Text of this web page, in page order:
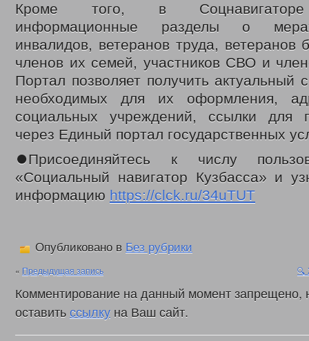
Адресная материальная помощь
Адресная социальная помощь
Выдача справок о признании граждан малоимущими
Субсидии на оплату жилого помещения и коммунальных услуг
Работникам государственных и муниципальных учреждений
Проезд отдельными видами транспорта
Денежные выплаты
Присвоение звания «Ветеран труда»
Возмещение расходов на погребение
Законодательные акты
Федеральные
Региональные
Приказы управления
Меры социальной поддержки
Доступная среда
Датчики угарного газа
Интернет приемная
День социального работника 2018г.
Кемеровская область = Кузбасс
Фонд поддержки детей
Дарите доброту сердец
В центре внимания – пожарная безопасность
Противопаводковые учения
Кроме того, в Соцнавигаторе
информационные разделы о
инвалидов, ветеранов труда, ветеранов
членов их семей, участников СВО и
Портал позволяет получить актуальный
необходимых для их оформления,
социальных учреждений, ссылки для
через Единый портал государственных
⏺️Присоединяйтесь к числу
«Социальный навигатор Кузбасса» и
информацию https://clck.ru/34uTUT
Опубликовано в Без рубрики
« Предыдущая запись 🔍
Комментирование на данный момент запрещено,
оставитьссылку на Ваш сайт.